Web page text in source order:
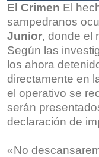
El Crimen El
sampedranos
Junior, donde el
Según las
los ahora
directamente en
el operativo se
serán
declaración de
«No